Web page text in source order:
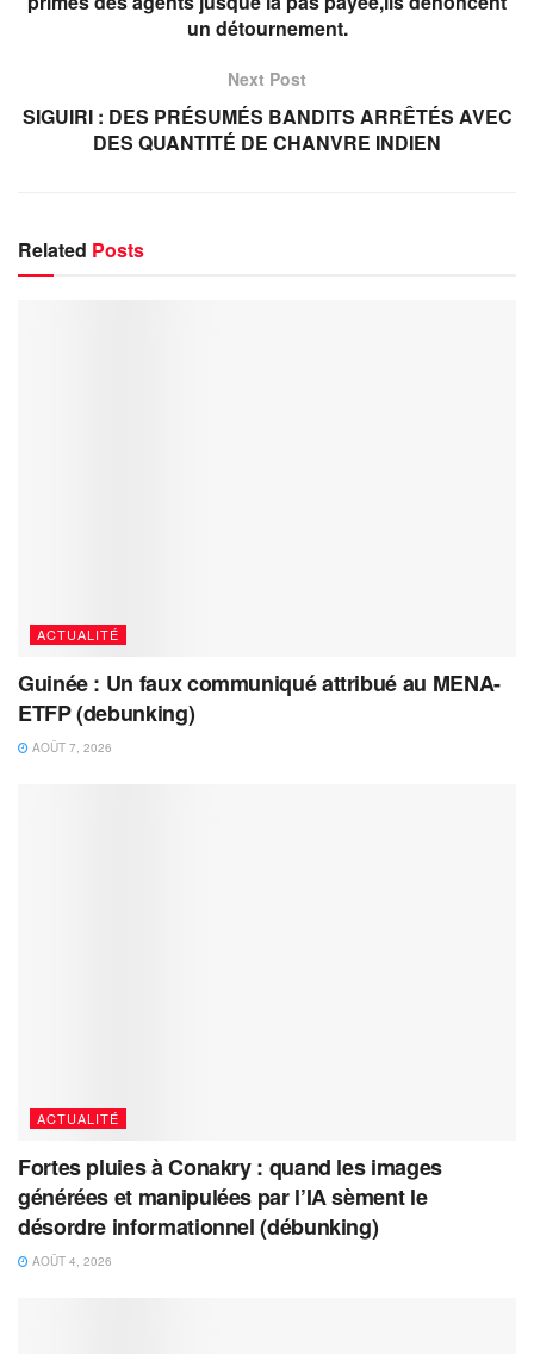
un détournement.
Next Post
SIGUIRI : DES PRÉSUMÉS BANDITS ARRÊTÉS AVEC
DES QUANTITÉ DE CHANVRE INDIEN
Related Posts
ACTUALITÉ
Guinée : Un faux communiqué attribué au MENA-
ETFP (debunking)
AOÛT 7, 2026
ACTUALITÉ
Fortes pluies à Conakry : quand les images
générées et manipulées par l’IA sèment le
désordre informationnel (débunking)
AOÛT 4, 2026